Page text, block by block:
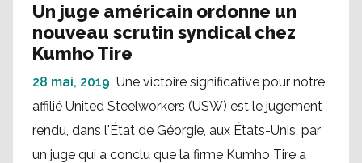
Un juge américain ordonne un
nouveau scrutin syndical chez
Kumho Tire
28 mai, 2019 Une victoire significative pour notre
affilié United Steelworkers (USW) est le jugement
rendu, dans l'État de Géorgie, aux États-Unis, par
un juge qui a conclu que la firme Kumho Tire a